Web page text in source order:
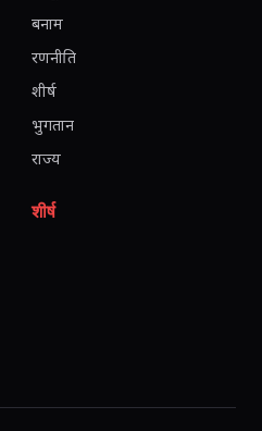
बनाम
रणनीति
शीर्ष
भुगतान
राज्य
शीर्ष